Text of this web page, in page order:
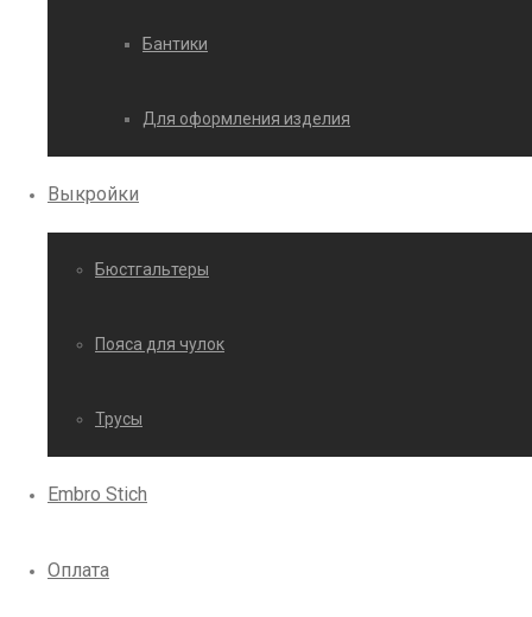
Бантики
Для оформления изделия
Выкройки
Бюстгальтеры
Пояса для чулок
Трусы
Embro Stich
Оплата